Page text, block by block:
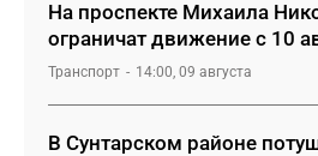
На проспекте Михаила
ограничат движение с 10
Транспорт 14:00, 09 августа
В Сунтарском районе